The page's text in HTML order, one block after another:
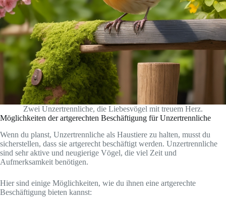
Zwei Unzertrennliche, die Liebesvögel mit treuem Herz.
Möglichkeiten der artgerechten Beschäftigung für Unzertrennliche
Wenn du planst, Unzertrennliche als Haustiere zu halten, musst du
sicherstellen, dass sie artgerecht beschäftigt werden. Unzertrennliche
sind sehr aktive und neugierige Vögel, die viel Zeit und
Aufmerksamkeit benötigen.
Hier sind einige Möglichkeiten, wie du ihnen eine artgerechte
Beschäftigung bieten kannst: